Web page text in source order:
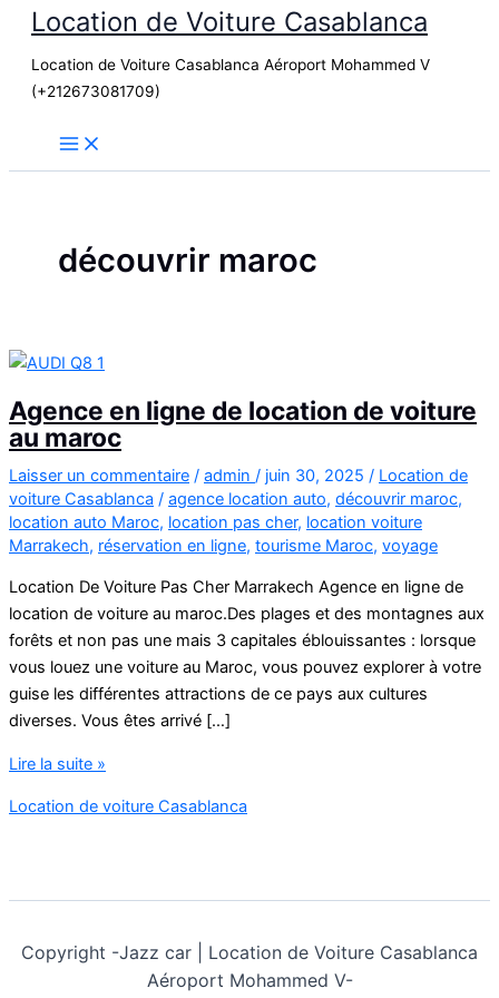
contenu
Location de Voiture Casablanca
Location de Voiture Casablanca Aéroport Mohammed V
(+212673081709)
découvrir maroc
Agence en ligne de location de voiture
au maroc
Laisser un commentaire / admin / juin 30, 2025 / Location de
voiture Casablanca / agence location auto, découvrir maroc,
location auto Maroc, location pas cher, location voiture
Marrakech, réservation en ligne, tourisme Maroc, voyage
Location De Voiture Pas Cher Marrakech Agence en ligne de
location de voiture au maroc.Des plages et des montagnes aux
forêts et non pas une mais 3 capitales éblouissantes : lorsque
vous louez une voiture au Maroc, vous pouvez explorer à votre
guise les différentes attractions de ce pays aux cultures
diverses. Vous êtes arrivé […]
Agence
ligne
de
au
Lire la suite »
Location de voiture Casablanca
Copyright -Jazz car | Location de Voiture Casablanca
Aéroport Mohammed V-